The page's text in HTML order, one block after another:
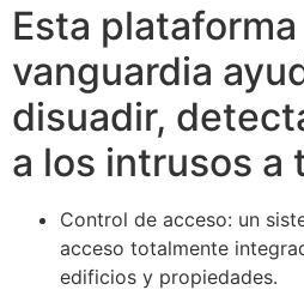
Esta
vanguardia
disuadir,
a los intrusos a
Control de acceso: un
acceso totalmente
edificios y propiedades.